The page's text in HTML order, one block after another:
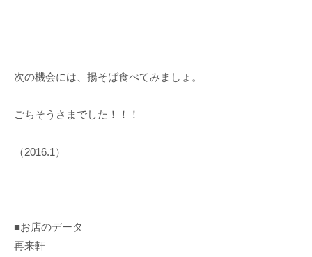
次の機会には、揚そば食べてみましょ。
ごちそうさまでした！！！
（2016.1）
■お店のデータ
再来軒